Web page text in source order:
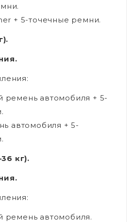
+ 5-точечные ремни.
ремень автомобиля + 5-
автомобиля + 5-
кг).
ремень автомобиля.